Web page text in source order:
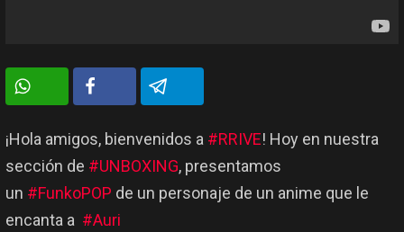
¡Hola amigos, bienvenidos a #RRIVE! Hoy en nuestra
sección de #UNBOXING, presentamos
un #FunkoPOP de un personaje de un anime que le
encanta a #Auri